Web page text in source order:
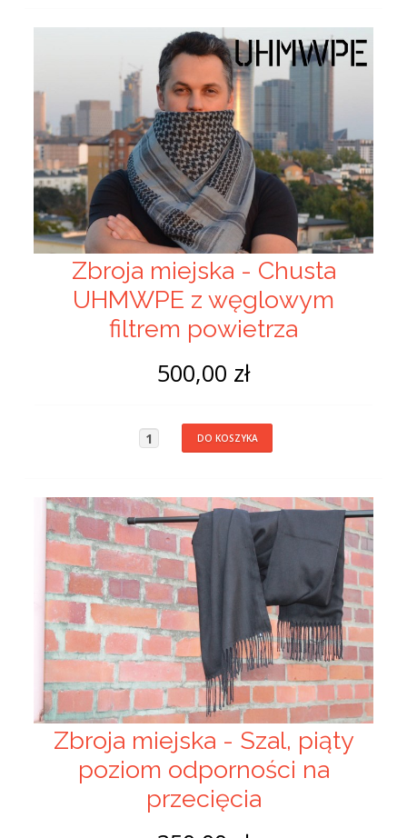
Zbroja miejska - Chusta
UHMWPE z węglowym
filtrem powietrza
500,00 zł
Zbroja miejska - Szal, piąty
poziom odporności na
przecięcia